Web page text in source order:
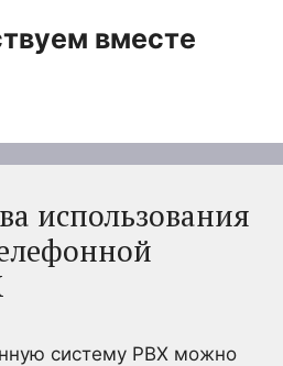
вместе
использования
систему PBX можно